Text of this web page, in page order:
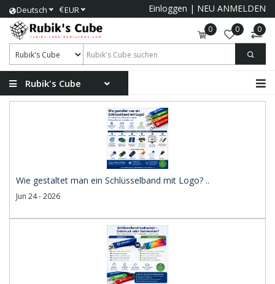
Deutsch €EUR Einloggen | NEU ANMELDEN
0 0 0
Rubik's Cube
Wie gestaltet man ein Schlüsselband mit Logo? ..
Jun 24 - 2026